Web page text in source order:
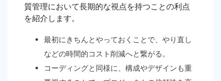
質管理において長期的な視点を持つことの利点
を紹介します。
最初にきちんとやっておくことで、やり直し
などの時間的コスト削減へと繋がる。
コーディングと同様に、構成やデザインも重